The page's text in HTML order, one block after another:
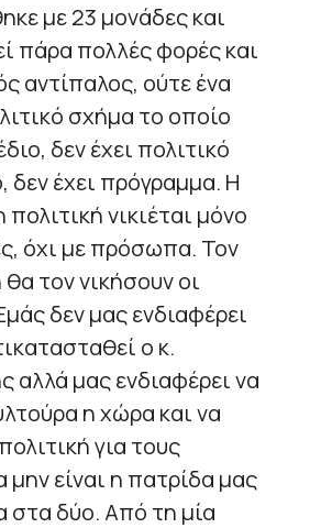
με 23 μονάδες και
πάρα πολλές φορές και
αντίπαλος, ούτε ένα
σχήμα το οποίο
δεν έχει πολιτικό
έχει πρόγραμμα. Η
νικιέται μόνο
όχι με πρόσωπα. Τον
τον νικήσουν οι
δεν μας ενδιαφέρει
ο κ.
αλλά μας ενδιαφέρει να
η χώρα και να
για τους
μην είναι η πατρίδα μας
στα δύο. Από τη μία